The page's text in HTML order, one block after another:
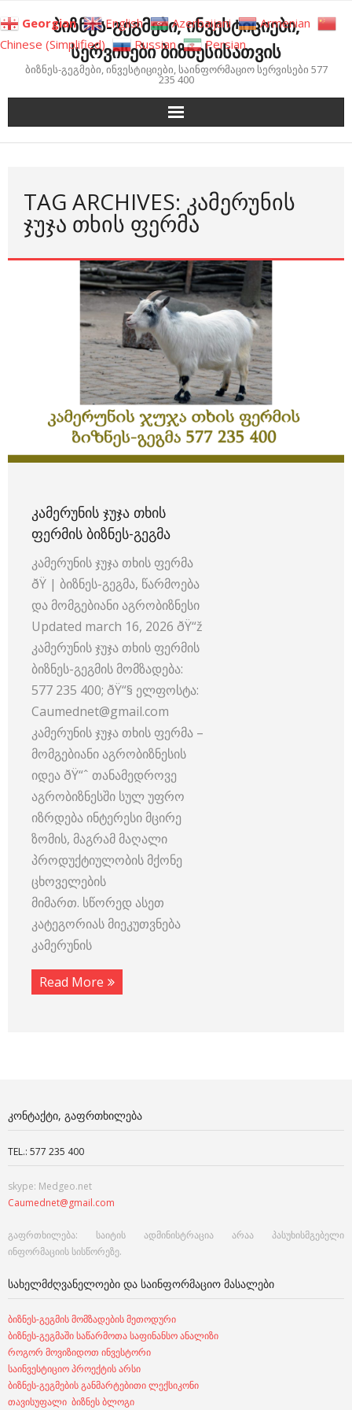
to
content
ბიზნეს-გეგმები, ინვესტიციები,
სერვისები ბიზნესისათვის
ბიზნეს-გეგმები, ინვესტიციები, საინფორმაციო სერვისები 577
235 400
TAG ARCHIVES: ᲙᲐᲛᲔᲠᲣᲜᲘᲡ
ᲯᲣᲯᲐ ᲗᲮᲘᲡ ᲤᲔᲠᲛᲐ
ᲙᲐᲛᲔᲠᲣᲜᲘᲡ ᲯᲣᲯᲐ ᲗᲮᲘᲡ
ᲤᲔᲠᲛᲘᲡ ᲑᲘᲖᲜᲔᲡ-ᲒᲔᲒᲛᲐ
კამერუნის ჯუჯა თხის ფერმა
ðŸ | ბიზნეს-გეგმა, წარმოება
და მომგებიანი აგრობიზნესი
Updated march 16, 2026 ðŸ“ž
კამერუნის ჯუჯა თხის ფერმის
ბიზნეს-გეგმის მომზადება:
577 235 400; ðŸ“§ ელფოსტა:
Caumednet@gmail.com
კამერუნის ჯუჯა თხის ფერმა –
მომგებიანი აგრობიზნესის
იდეა ðŸ“ˆ თანამედროვე
აგრობიზნესში სულ უფრო
იზრდება ინტერესი მცირე
ზომის, მაგრამ მაღალი
პროდუქტიულობის მქონე
ცხოველების
მიმართ. სწორედ ასეთ
კატეგორიას მიეკუთვნება
კამერუნის
Read More
ᲙᲝᲜᲢᲐᲥᲢᲘ, ᲒᲐᲤᲠᲗᲮᲘᲚᲔᲑᲐ
TEL.: 577 235 400
skype: Medgeo.net
Caumednet@gmail.com
გაფრთხილება: საიტის ადმინისტრაცია არაა პასუხისმგებელი
ინფორმაციის სისწორეზე.
ᲡᲐᲮᲔᲚᲛᲫᲦᲕᲐᲜᲔᲚᲝᲔᲑᲘ ᲓᲐ ᲡᲐᲘᲜᲤᲝᲠᲛᲐᲪᲘᲝ ᲛᲐᲡᲐᲚᲔᲑᲘ
ბიზნეს-გეგმის მომზადების მეთოდური
ბიზნეს-გეგმაში საწარმოთა საფინანსო ანალიზი
როგორ მოვიზიდოთ ინვესტორი
საინვესტიციო პროექტის არსი
ბიზნეს-გეგმების განმარტებითი ლექსიკონი
თავისუფალი ბიზნეს ბლოგი
Georgian English Azerbaijani
Armenian
Chinese (Simplified)
Russian Persian